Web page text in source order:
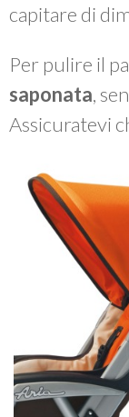
capitare di
Per pulire il
saponata,
Assicuratevi